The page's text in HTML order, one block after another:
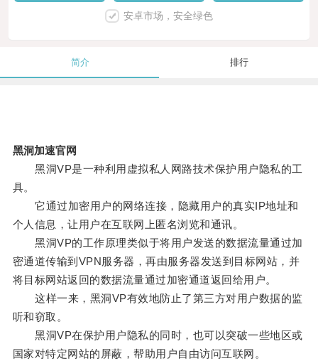
安卓市场，安全绿色
简介 排行
黑洞加速官网
黑洞VP是一种利用虚拟私人网路技术保护用户隐私的工
具。
它通过加密用户的网络连接，隐藏用户的真实IP地址和
个人信息，让用户在互联网上匿名浏览和通讯。
黑洞VP的工作原理类似于将用户发送的数据流量通过加
密通道传输到VPN服务器，再由服务器发送到目标网站，并
将目标网站返回的数据流量通过加密通道返回给用户。
这样一来，黑洞VP有效地防止了第三方对用户数据的监
听和窃取。
黑洞VP在保护用户隐私的同时，也可以突破一些地区或
国家对特定网站的屏蔽，帮助用户自由访问互联网。